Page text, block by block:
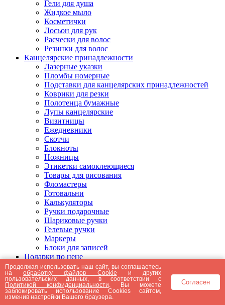
Гели для душа
Жидкое мыло
Косметички
Лосьон для рук
Расчески для волос
Резинки для волос
Канцелярские принадлежности
Лазерные указки
Пломбы номерные
Подставки для канцелярских принадлежностей
Коврики для резки
Полотенца бумажные
Лупы канцелярские
Визитницы
Ежедневники
Скотчи
Блокноты
Ножницы
Этикетки самоклеющиеся
Товары для рисования
Фломастеры
Готовальни
Калькуляторы
Ручки подарочные
Шариковые ручки
Гелевые ручки
Маркеры
Блоки для записей
Подарки по цене
Подарки от 5000 рублей
Подарки до 5000 рублей
Подарки до 3000 рублей
Подарки до 2000 рублей
Подарки до 1000 рублей
Продолжая использовать наш сайт, вы соглашаетесь
наобработку файлов Cookie и других
пользовательских данных, в соответствии с
Политикой конфиденциальности . Вы можете
заблокировать использование Cookies сайтом,
изменив настройки Вашего браузера.
Согласен